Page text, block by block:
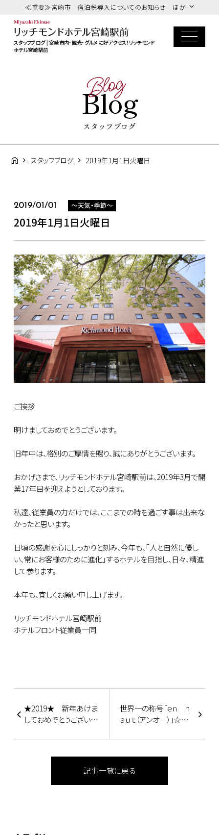
≪重要≫宮崎市 宿泊税導入についてのお知らせ ほか
スタッフブログ | 宮崎市内・観光・グルメに好アクセス！リッチモンド
ホテル宮崎駅前
Blog
Blog
スタッフブログ
スタッフブログ 2019年1月1日火曜日
2019/01/01 ～天気・季節～
2019年1月1日火曜日
ご挨拶
明けましておめでとうございます。
旧年中は、格別のご厚情を賜り、誠にありがとうございます。
おかげさまで、リッチモンドホテル宮崎駅前は、2019年3月で開
業17年目を迎えようとしております。
私達、従業員の力だけでは、ここまでの時を過ごす事は出来な
かったと思います。
日頃の感謝を心にしっかりと刻み、今年も、｢人と自然に優し
い、常にお客様のために進化｣するホテルを目指し、日々、精進
して参ります。
本年も、宜しくお願い申し上げます。
リッチモンドホテル宮崎駅前
ホテルフロント従業員一同
★2019★ 新年あけま
しておめでとうございま
世界一の称号「ｅｎ ｈ
ａｕｔ（アンオー）」☆思
☆
記事一覧に戻る